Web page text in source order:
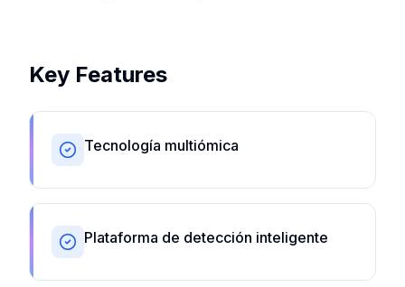
Key Features
Tecnología multiómica
Plataforma de detección inteligente